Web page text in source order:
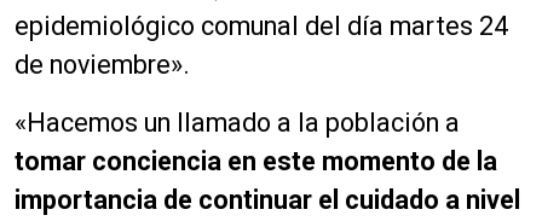
epidemiológico comunal del día martes 24
de noviembre».
«Hacemos un llamado a la población a
tomar conciencia en este momento de la
importancia de continuar el cuidado a nivel